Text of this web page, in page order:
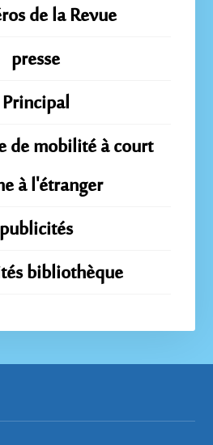
de la Revue
presse
Principal
de mobilité à court
à l'étranger
publicités
bibliothèque